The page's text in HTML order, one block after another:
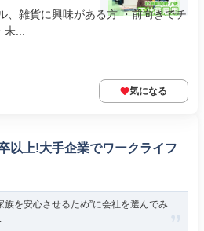
、雑貨に興味がある方 ・前向きでチ
...
気になる
以上!大手企業でワークライフ
族を安心させるため”に会社を選んでみ